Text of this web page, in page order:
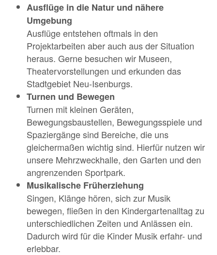
Ausflüge in die Natur und nähere
Umgebung
Ausflüge entstehen oftmals in den
Projektarbeiten aber auch aus der Situation
heraus. Gerne besuchen wir Museen,
Theatervorstellungen und erkunden das
Stadtgebiet Neu-Isenburgs.
Turnen und Bewegen
Turnen mit kleinen Geräten,
Bewegungsbaustellen, Bewegungsspiele und
Spaziergänge sind Bereiche, die uns
gleichermaßen wichtig sind. Hierfür nutzen wir
unsere Mehrzweckhalle, den Garten und den
angrenzenden Sportpark.
Musikalische Früherziehung
Singen, Klänge hören, sich zur Musik
bewegen, fließen in den Kindergartenalltag zu
unterschiedlichen Zeiten und Anlässen ein.
Dadurch wird für die Kinder Musik erfahr- und
erlebbar.